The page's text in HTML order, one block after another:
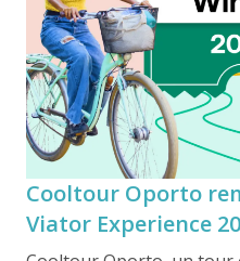
Cooltour Oporto
Viator Experience